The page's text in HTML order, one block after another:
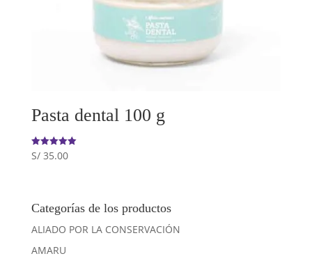
Pasta dental 100 g
Valorado
con
S/35.00
Categorías de los productos
ALIADO POR LA CONSERVACIÓN
AMARU